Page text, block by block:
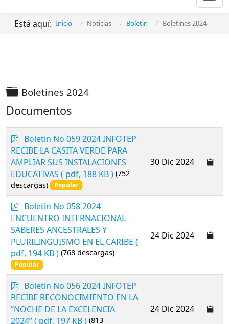
Está aquí: Inicio Noticias Boletin Boletines 2024
Carpeta
Boletines 2024
Documentos
p
d
f
Boletin No 059 2024 INFOTEP
RECIBE LA CASITA VERDE PARA
AMPLIAR SUS INSTALACIONES
EDUCATIVAS ( pdf, 188 KB ) (752
descargas)
Popular
30 Dic 2024
p
d
f
Boletin No 058 2024
ENCUENTRO INTERNACIONAL
SABERES ANCESTRALES Y
PLURILINGÜISMO EN EL CARIBE (
pdf, 194 KB ) (768 descargas)
Popular
24 Dic 2024
p
d
f
Boletin No 056 2024 INFOTEP
RECIBE RECONOCIMIENTO EN LA
“NOCHE DE LA EXCELENCIA
2024”( pdf, 197 KB ) (813
24 Dic 2024